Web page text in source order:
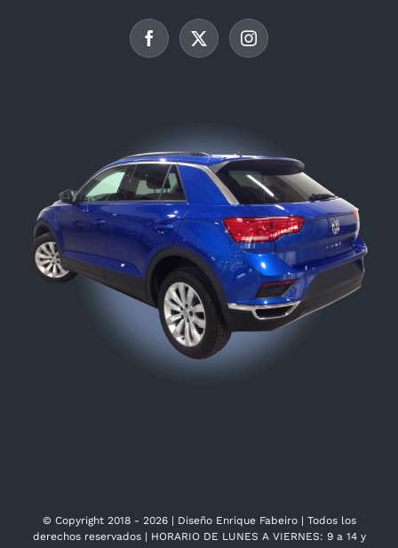
© Copyright 2018 - 2026 | Diseño Enrique Fabeiro | Todos los
derechos reservados | HORARIO DE LUNES A VIERNES: 9 a 14 y